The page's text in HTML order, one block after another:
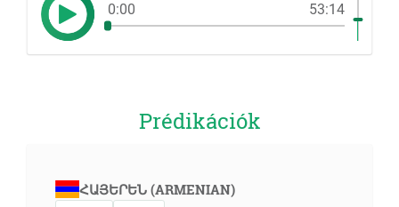
0:00 53:14
Prédikációk
ՀԱՅԵՐԵՆ (ARMENIAN)